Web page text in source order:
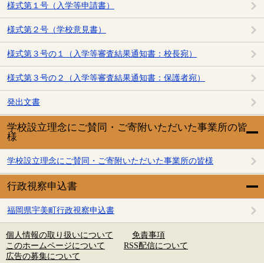
様式第１号（入学等申請書）
様式第２号（学校意見書）
様式第３号の１（入学等審査結果通知書：校長宛）
様式第３号の２（入学等審査結果通知書：保護者宛）
発出文書
学校設立理念にご賛同・ご寄附いただいた事業所の皆
様
学校設立理念にご賛同・ご寄附いただいた事業所の皆様
行政視察申込書
福岡県宇美町行政視察申込書
個人情報の取り扱いについて
免責事項
このホームページについて
RSS配信について
広告の募集について